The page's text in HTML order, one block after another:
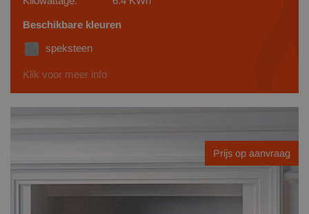
Beschikbare kleuren
speksteen
Klik voor meer info
Prijs op aanvraag